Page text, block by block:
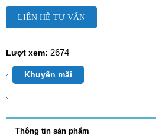
LIÊN HỆ TƯ VẤN
Lượt xem: 2674
Khuyến mãi
Thông tin sản phẩm